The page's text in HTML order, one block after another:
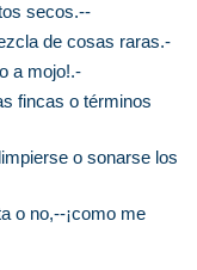
secos.--
de cosas raras.-
a mojo!.-
fincas o términos
o sonarse los
o no,--¡como me